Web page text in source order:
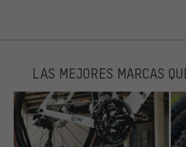
LAS MEJORES MARCAS